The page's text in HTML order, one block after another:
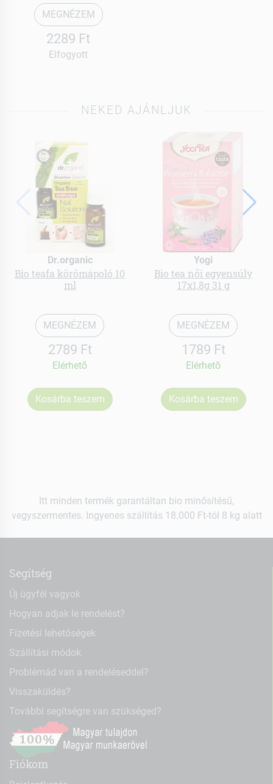
MEGNÉZEM
2289 Ft
Elfogyott
NEKED AJÁNLJUK
Dr.organic
Bio teafa körömápoló 10
ml
MEGNÉZEM
2789 Ft
Elérhetõ
Kosárba teszem
Yogi
Bio tea női egyensúly
17x1,8g 31 g
MEGNÉZEM
1789 Ft
Elérhetõ
Kosárba teszem
Itt minden termék garantáltan bio minősítésű,
vegyszermentes. Ingyenes szállítás 18.000 Ft-tól 8 kg alatt
Segítség
Új ügyfél vagyok
Hogyan adjak le rendelést?
Fizetési lehetőségek
Szállítási módok
Problémád van a rendeléseddel?
Visszaküldés?
További segítségre van szükséged?
Fiókom